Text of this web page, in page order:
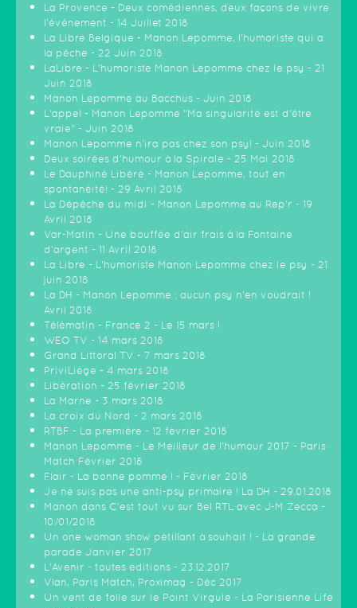
La Provence - Deux comédiennes, deux façons de vivre
l'événement - 14 Juillet 2018
La Libre Belgique - Manon Lepomme, l'humoriste qui a
la pêche - 22 Juin 2018
LaLibre - L'humoriste Manon Lepomme chez le psy - 21
Juin 2018
Manon Lepomme au Bacchus - Juin 2018
L'appel - Manon Lepomme "Ma singularité est d'être
vraie" - Juin 2018
Manon Lepomme n'ira pas chez son psy! - Juin 2018
Deux soirées d'humour à la Spirale - 25 Mai 2018
Le Dauphiné Libéré - Manon Lepomme, tout en
spontanéité! - 29 Avril 2018
La Dépêche du midi - Manon Lepomme au Rep'r - 19
Avril 2018
Var-Matin - Une bouffée d'air frais à la Fontaine
d'argent - 11 Avril 2018
La Libre - L'humoriste Manon Lepomme chez le psy - 21
juin 2018
La DH - Manon Lepomme : aucun psy n'en voudrait !
Avril 2018
Télématin - France 2 - Le 15 mars !
WEO TV - 14 mars 2018
Grand Littoral TV - 7 mars 2018
PriviLiège - 4 mars 2018
Libération - 25 février 2018
La Marne - 3 mars 2018
La croix du Nord - 2 mars 2018
RTBF - La première - 12 février 2018
Manon Lepomme - Le Meilleur de l'humour 2017 - Paris
Match Février 2018
Flair - La bonne pomme ! - Février 2018
Je ne suis pas une anti-psy primaire ! La DH - 29.01.2018
Manon dans C'est tout vu sur Bel RTL avec J-M Zecca -
10/01/2018
Un one woman show pétillant à souhait ! - La grande
parade Janvier 2017
L'Avenir - toutes éditions - 23.12.2017
Vlan, Paris Match, Proximag - Déc 2017
Un vent de folie sur le Point Virgule - La Parisienne Life